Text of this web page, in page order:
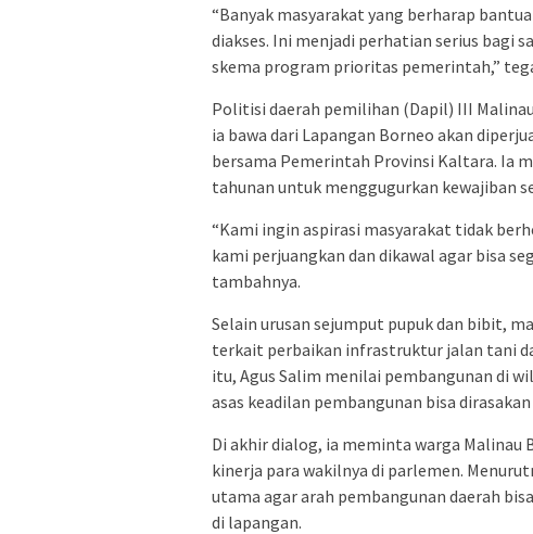
“Banyak masyarakat yang berharap
diakses. Ini menjadi perhatian serius bagi
skema program prioritas pemerintah,”
Politisi daerah pemilihan (Dapil) III
ia bawa dari Lapangan Borneo akan
bersama Pemerintah Provinsi Kaltara. Ia
tahunan untuk menggugurkan kewajiban
“Kami ingin aspirasi masyarakat tidak
kami perjuangkan dan dikawal agar bisa
tambahnya.
Selain urusan sejumput pupuk dan bibit,
terkait perbaikan infrastruktur jalan tani
itu, Agus Salim menilai pembangunan di
asas keadilan pembangunan bisa
Di akhir dialog, ia meminta warga Malinau
kinerja para wakilnya di parlemen.
utama agar arah pembangunan daerah
di lapangan.